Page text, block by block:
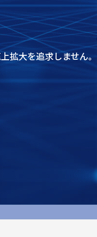
拡大を追求しません